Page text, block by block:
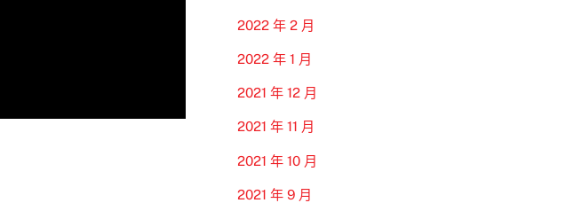
2022 年 2 月
2022 年 1 月
2021 年 12 月
2021 年 11 月
2021 年 10 月
2021 年 9 月